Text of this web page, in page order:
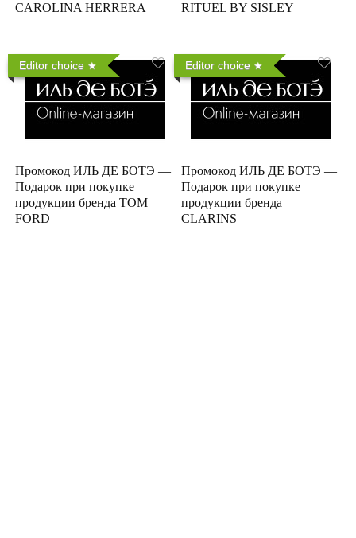
CAROLINA HERRERA
RITUEL BY SISLEY
Editor choice
Промокод ИЛЬ ДЕ БОТЭ —
Подарок при покупке
продукции бренда TOM
FORD
Editor choice
Промокод ИЛЬ ДЕ БОТЭ —
Подарок при покупке
продукции бренда
CLARINS